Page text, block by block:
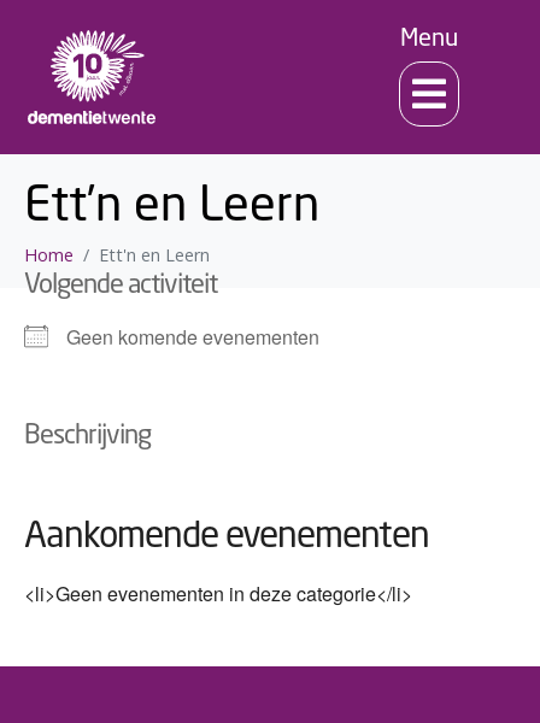
Menu
Ett’n en Leern
Home Ett'n en Leern
Volgende activiteit
Geen komende evenementen
Beschrijving
Aankomende evenementen
<li>Geen evenementen in deze categorie</li>